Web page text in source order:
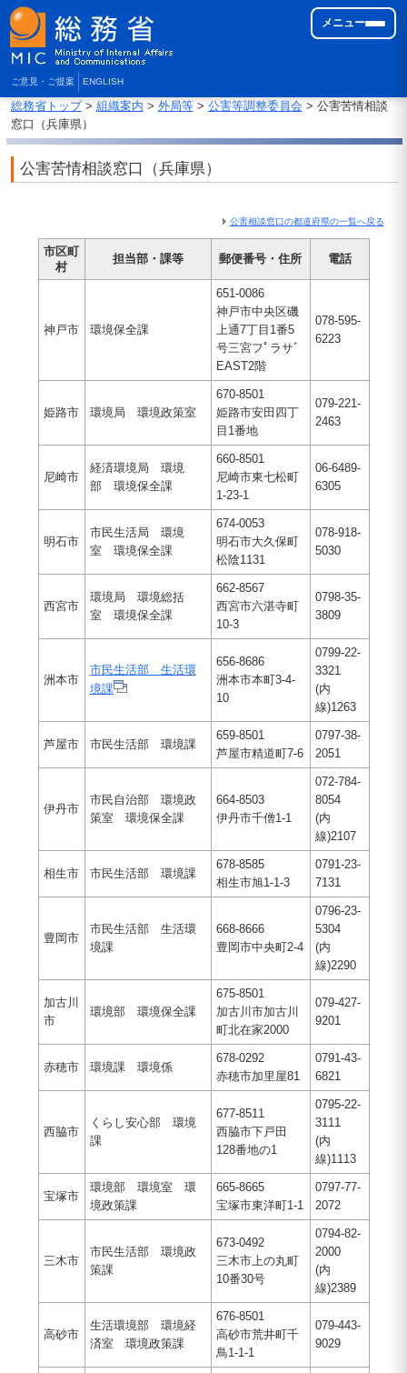
ご意見・ご提案 ENGLISH
メニュー
総務省トップ> 組織案内 > 外局等> 公害等調整委員会 > 公害苦情相談
窓口（兵庫県）
公害苦情相談窓口（兵庫県）
公害相談窓口の都道府県の一覧へ戻る
市区町
村
担当部・課等 郵便番号・住所 電話
神戸市 環境保全課
651-0086
神戸市中央区磯
上通7丁目1番5
号三宮フﾟラサﾞ
EAST2階
078-595-
6223
姫路市 環境局 環境政策室
670-8501
姫路市安田四丁
目1番地
079-221-
2463
尼崎市
経済環境局 環境
部 環境保全課
660-8501
尼崎市東七松町
1-23-1
06-6489-
6305
明石市
市民生活局 環境
室 環境保全課
674-0053
明石市大久保町
松陰1131
078-918-
5030
西宮市
環境局 環境総括
室 環境保全課
662-8567
西宮市六湛寺町
10-3
0798-35-
3809
洲本市
市民生活部 生活環
境課
656-8686
洲本市本町3-4-
10
0799-22-
3321
(内
線)1263
芦屋市 市民生活部 環境課
659-8501
芦屋市精道町7-6
0797-38-
2051
伊丹市
市民自治部 環境政
策室 環境保全課
664-8503
伊丹市千僧1-1
072-784-
8054
(内
線)2107
相生市 市民生活部 環境課
678-8585
相生市旭1-1-3
0791-23-
7131
豊岡市
市民生活部 生活環
境課
668-8666
豊岡市中央町2-4
0796-23-
5304
(内
線)2290
加古川
市
環境部 環境保全課
675-8501
加古川市加古川
町北在家2000
079-427-
9201
赤穂市 環境課 環境係
678-0292
赤穂市加里屋81
0791-43-
6821
西脇市
くらし安心部 環境
課
677-8511
西脇市下戸田
128番地の1
0795-22-
3111
(内
線)1113
宝塚市
環境部 環境室 環
境政策課
665-8665
宝塚市東洋町1-1
0797-77-
2072
三木市
市民生活部 環境政
策課
673-0492
三木市上の丸町
10番30号
0794-82-
2000
(内
線)2389
高砂市
生活環境部 環境経
済室 環境政策課
676-8501
高砂市荒井町千
鳥1-1-1
079-443-
9029